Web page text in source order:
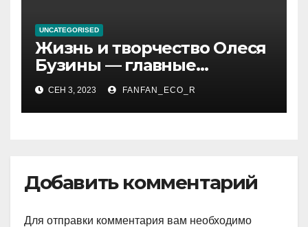
UNCATEGORISED
Жизнь и творчество Олеся
Бузины — главные
события, достижения и
интересные факты из
личной жизни
СЕН 3, 2023 FANFAN_ECO_R
Добавить комментарий
Для отправки комментария вам необходимо